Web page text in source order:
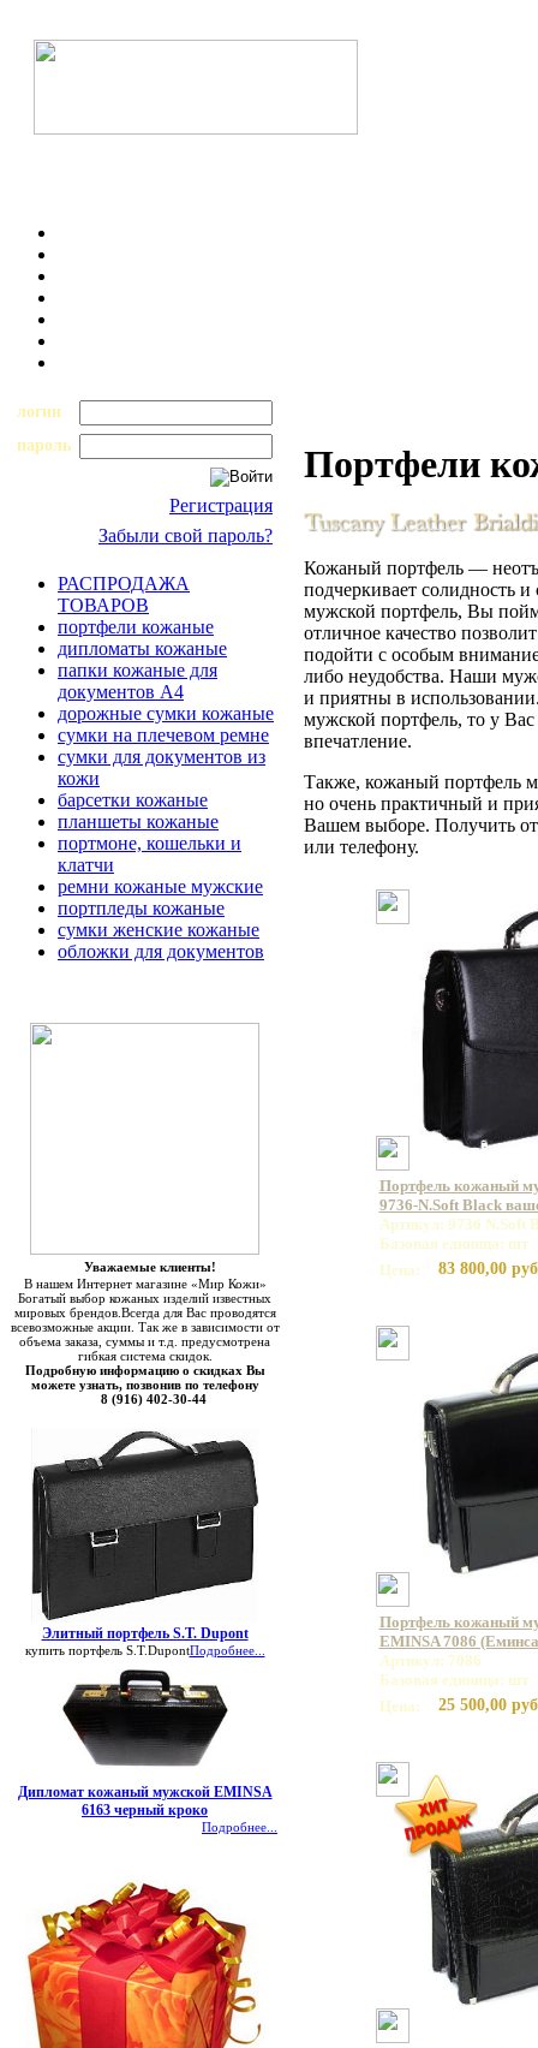
логин
пароль
Регистрация
Забыли свой пароль?
РАСПРОДАЖА
ТОВАРОВ
портфели кожаные
дипломаты кожаные
папки кожаные для
документов А4
дорожные сумки кожаные
сумки на плечевом ремне
сумки для документов из
кожи
барсетки кожаные
планшеты кожаные
портмоне, кошельки и
клатчи
ремни кожаные мужские
портпледы кожаные
сумки женские кожаные
обложки для документов
Уважаемые клиенты!
В нашем Интернет магазине «Мир Кожи»
Богатый выбор кожаных изделий известных
мировых брендов.Всегда для Вас проводятся
всевозможные акции. Так же в зависимости от
объема заказа, суммы и т.д. предусмотрена
гибкая система скидок.
Подробную информацию о скидках Вы
можете узнать, позвонив по телефону
8 (916) 402-30-44
Элитный портфель S.T. Dupont
купить портфель S.T.DupontПодробнее...
Дипломат кожаный мужской EMINSA
6163 черный кроко
Подробнее...
Портфели
Кожаный портфель —
подчеркивает солидность
мужской портфель, Вы
отличное качество
подойти с особым
либо неудобства. Наши
и приятны в
мужской портфель, то у Вас
впечатление.
Также, кожаный портфель
но очень практичный и
Вашем выборе. Получить
или телефону.
Портфель кожаный
9736-N.Soft Black
Артикул: 9736 N.Soft
Базовая единица: шт
Цена:
83 800,00
Портфель кожаный
EMINSA 7086
Артикул: 7086
Базовая единица: шт
Цена:
25 500,00